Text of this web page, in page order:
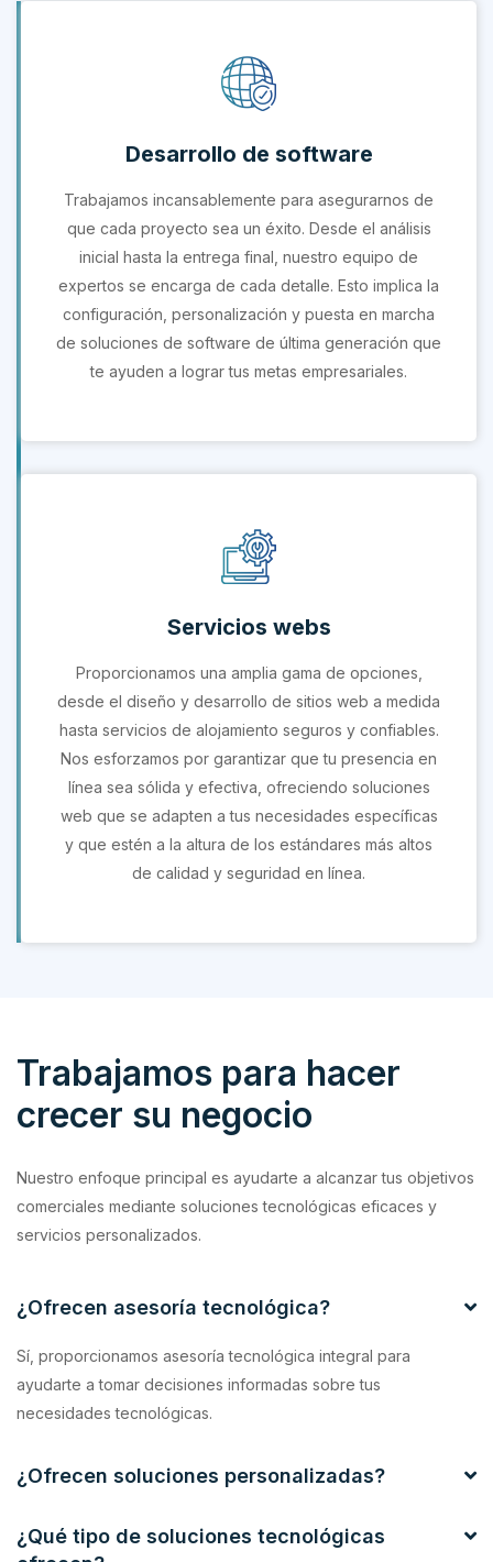
Desarrollo de software
Trabajamos incansablemente para asegurarnos de
que cada proyecto sea un éxito. Desde el análisis
inicial hasta la entrega final, nuestro equipo de
expertos se encarga de cada detalle. Esto implica la
configuración, personalización y puesta en marcha
de soluciones de software de última generación que
te ayuden a lograr tus metas empresariales.
Servicios webs
Proporcionamos una amplia gama de opciones,
desde el diseño y desarrollo de sitios web a medida
hasta servicios de alojamiento seguros y confiables.
Nos esforzamos por garantizar que tu presencia en
línea sea sólida y efectiva, ofreciendo soluciones
web que se adapten a tus necesidades específicas
y que estén a la altura de los estándares más altos
de calidad y seguridad en línea.
Trabajamos para hacer
crecer su negocio
Nuestro enfoque principal es ayudarte a alcanzar tus objetivos
comerciales mediante soluciones tecnológicas eficaces y
servicios personalizados.
¿Ofrecen asesoría tecnológica?
Sí, proporcionamos asesoría tecnológica integral para
ayudarte a tomar decisiones informadas sobre tus
necesidades tecnológicas.
¿Ofrecen soluciones personalizadas?
¿Qué tipo de soluciones tecnológicas